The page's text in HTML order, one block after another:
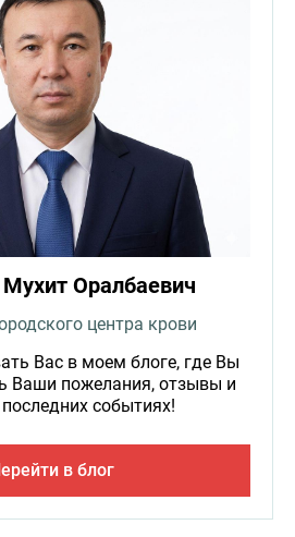
Оралбаевич
центра крови
Вас в моем блоге, где Вы
Ваши пожелания, отзывы и
событиях!
в блог